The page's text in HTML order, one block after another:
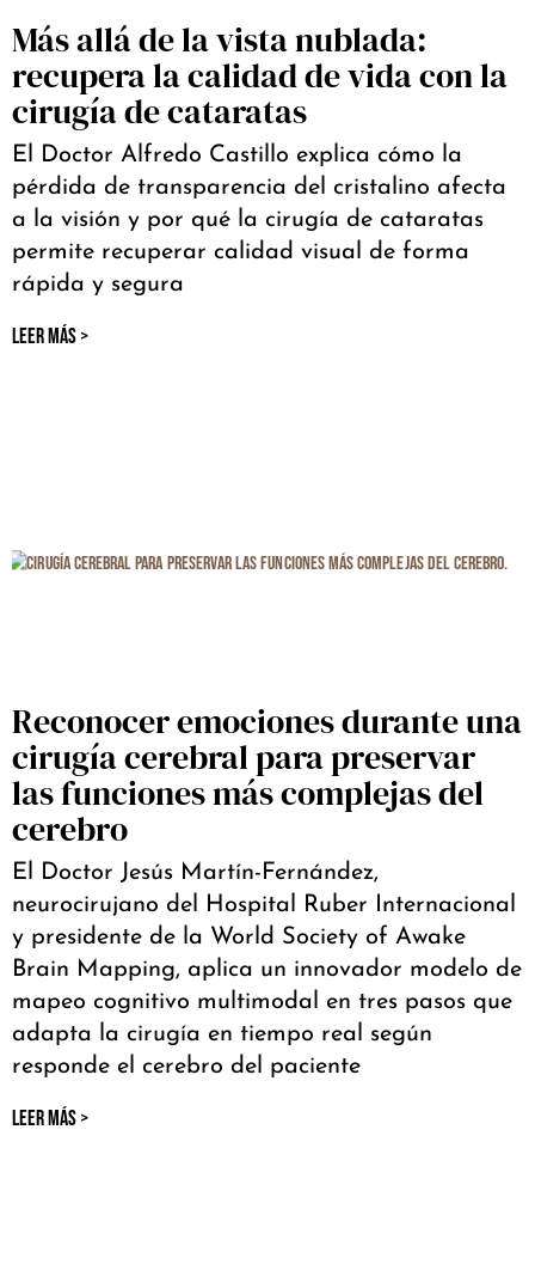
Más allá de la vista nublada:
recupera la calidad de vida con la
cirugía de cataratas
El Doctor Alfredo Castillo explica cómo la
pérdida de transparencia del cristalino afecta
a la visión y por qué la cirugía de cataratas
permite recuperar calidad visual de forma
rápida y segura
LEER MÁS >
Reconocer emociones durante una
cirugía cerebral para preservar
las funciones más complejas del
cerebro
El Doctor Jesús Martín-Fernández,
neurocirujano del Hospital Ruber Internacional
y presidente de la World Society of Awake
Brain Mapping, aplica un innovador modelo de
mapeo cognitivo multimodal en tres pasos que
adapta la cirugía en tiempo real según
responde el cerebro del paciente
LEER MÁS >